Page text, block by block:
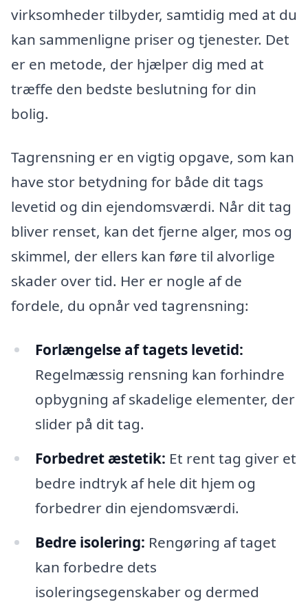
virksomheder tilbyder, samtidig med at du
kan sammenligne priser og tjenester. Det
er en metode, der hjælper dig med at
træffe den bedste beslutning for din
bolig.
Tagrensning er en vigtig opgave, som kan
have stor betydning for både dit tags
levetid og din ejendomsværdi. Når dit tag
bliver renset, kan det fjerne alger, mos og
skimmel, der ellers kan føre til alvorlige
skader over tid. Her er nogle af de
fordele, du opnår ved tagrensning:
Forlængelse af tagets levetid:
Regelmæssig rensning kan forhindre
opbygning af skadelige elementer, der
slider på dit tag.
Forbedret æstetik: Et rent tag giver et
bedre indtryk af hele dit hjem og
forbedrer din ejendomsværdi.
Bedre isolering: Rengøring af taget
kan forbedre dets
isoleringsegenskaber og dermed